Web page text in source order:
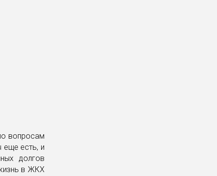
вопросам
еще есть, и
долгов
в ЖКХ